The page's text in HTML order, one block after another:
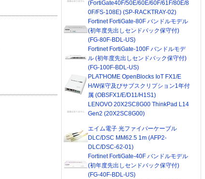
(FortiGate40F/50E/60E/60F/61F/80E/8
0F/FS-108E) (SP-RACKTRAY-02)
Fortinet FortiGate-80F バンドルモデル
(初年度先出しセンドバック保守付)
(FG-80F-BDL-US)
Fortinet FortiGate-100F バンドルモデ
ル (初年度先出しセンドバック保守付)
(FG-100F-BDL-US)
PLAT'HOME OpenBlocks IoT FX1/E
H/W保守及びサブスクリプション1年付
属 (OBSFX1/E/D11/H1S1)
LENOVO 20X2SC8G00 ThinkPad L14
Gen2 (20X2SC8G00)
エイム電子 光ファイバーケーブル
DLC/DSC MM62.5 1m (AFP2-
DLC/DSC-62-01)
Fortinet FortiGate-40F バンドルモデル
(初年度先出しセンドバック保守付)
(FG-40F-BDL-US)